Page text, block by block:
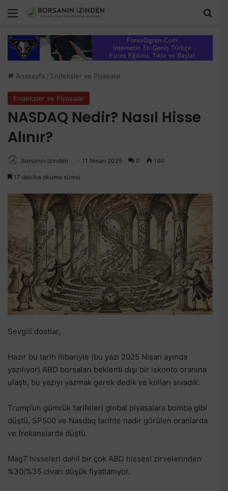
Menü
Anasayfa / Endeksler ve Piyasalar
Endeksler ve Piyasalar
NASDAQ Nedir? Nasıl Hisse
Alınır?
Borsanin Izinden 11 Nisan 2025 0 194
17 dakika okuma süresi
Sevgili dostlar,
Hazır bu tarih itibariyle (bu yazı 2025 Nisan ayında
yazılıyor) ABD borsaları beklenti dışı bir iskonto oranına
ulaştı, bu yazıyı yazmak gerek dedik ve kolları sıvadık.
Trump’un gümrük tarifeleri global piyasalara bomba gibi
düştü, SP500 ve Nasdaq tarihte nadir görülen oranlarda
ve frekanslarda düştü.
Mag7 hisseleri dahil bir çok ABD hissesi zirvelerinden
%30/%35 civarı düşük fiyatlanıyor.